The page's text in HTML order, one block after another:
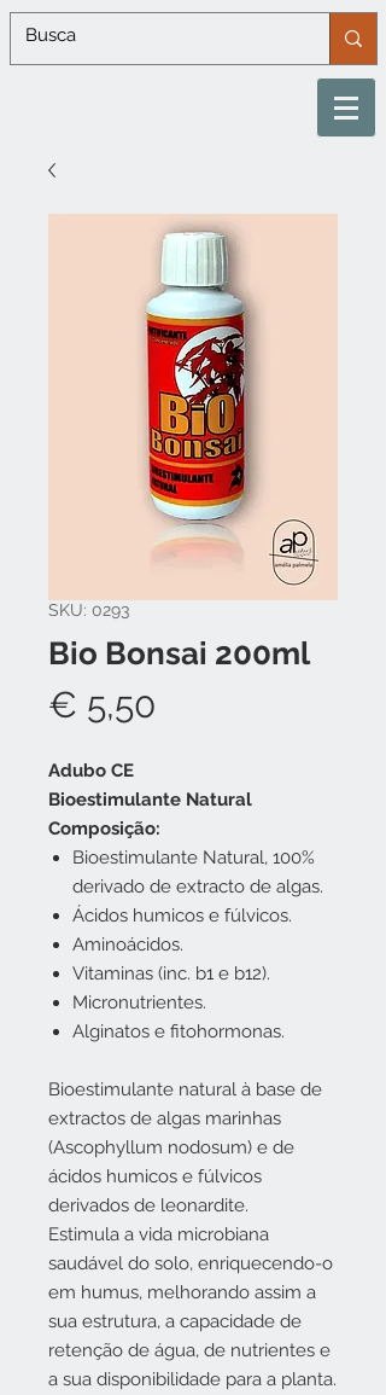
SKU: 0293
Bio Bonsai 200ml
€ 5,50
Adubo CE
Bioestimulante Natural
Composição:
Bioestimulante Natural, 100%
derivado de extracto de algas.
Ácidos humicos e fúlvicos.
Aminoácidos.
Vitaminas (inc. b1 e b12).
Micronutrientes.
Alginatos e fitohormonas.
Bioestimulante natural à base de
extractos de algas marinhas
(Ascophyllum nodosum) e de
ácidos humicos e fúlvicos
derivados de leonardite.
Estimula a vida microbiana
saudável do solo, enriquecendo-o
em humus, melhorando assim a
sua estrutura, a capacidade de
retenção de água, de nutrientes e
a sua disponibilidade para a planta.